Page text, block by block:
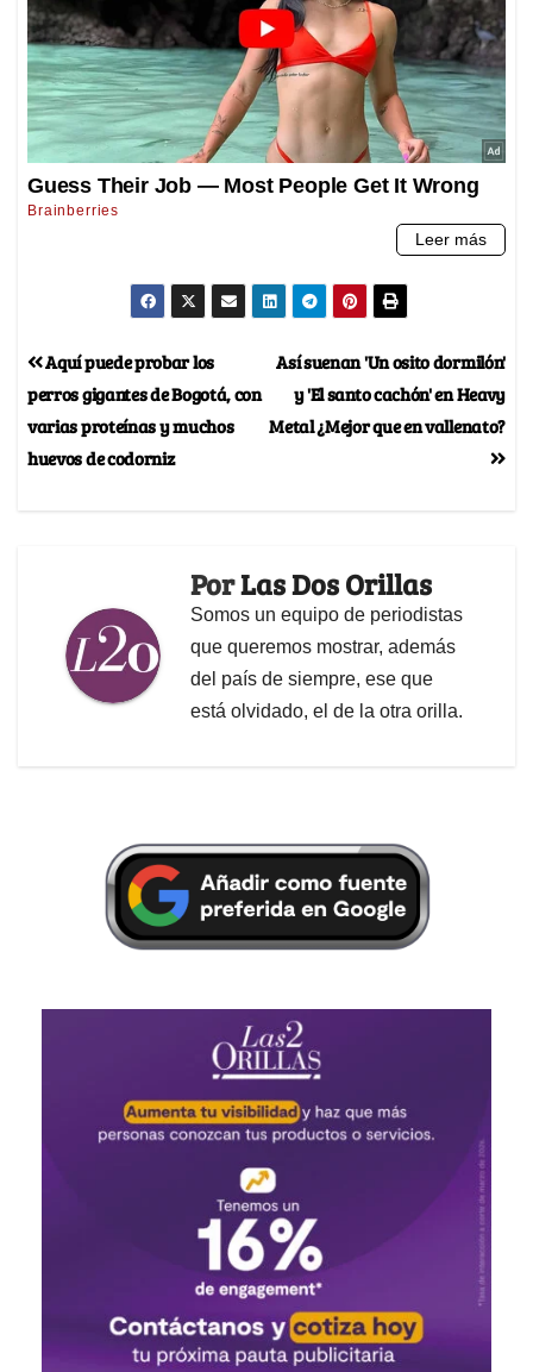
Así suenan 'Un osito dormilón'
y 'El santo cachón' en Heavy
Metal ¿Mejor que en vallenato?
Aquí puede probar los
perros gigantes de Bogotá, con
varias proteínas y muchos
huevos de codorniz
PorLas Dos Orillas
Somos un equipo de periodistas
que queremos mostrar, además
del país de siempre, ese que
está olvidado, el de la otra orilla.